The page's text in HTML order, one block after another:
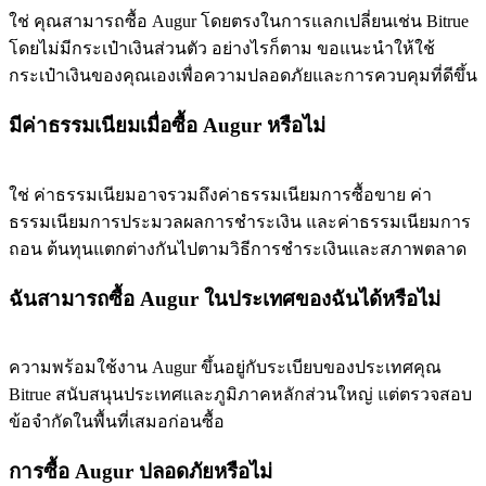
กิจกรรมเพิ่มเติม
รับรางวัลและสิทธิพิเศษสุดพิเศษ
เข้าสู่ระบบ
ใช่ คุณสามารถซื้อ Augur โดยตรงในการแลกเปลี่ยนเช่น Bitrue
โดยไม่มีกระเป๋าเงินส่วนตัว อย่างไรก็ตาม ขอแนะนำให้ใช้
กระเป๋าเงินของคุณเองเพื่อความปลอดภัยและการควบคุมที่ดีขึ้น
มีค่าธรรมเนียมเมื่อซื้อ Augur หรือไม่
ใช่ ค่าธรรมเนียมอาจรวมถึงค่าธรรมเนียมการซื้อขาย ค่า
ธรรมเนียมการประมวลผลการชำระเงิน และค่าธรรมเนียมการ
ถอน ต้นทุนแตกต่างกันไปตามวิธีการชำระเงินและสภาพตลาด
ฉันสามารถซื้อ Augur ในประเทศของฉันได้หรือไม่
ความพร้อมใช้งาน Augur ขึ้นอยู่กับระเบียบของประเทศคุณ
Bitrue สนับสนุนประเทศและภูมิภาคหลักส่วนใหญ่ แต่ตรวจสอบ
ข้อจำกัดในพื้นที่เสมอก่อนซื้อ
การซื้อ Augur ปลอดภัยหรือไม่